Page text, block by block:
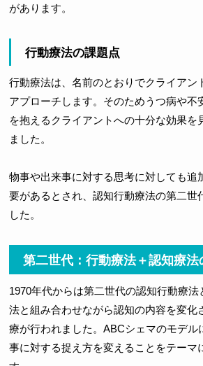
があります。
行動療法の課題点
行動療法は、名前のとおりでクライアン
アプローチします。そのためうつ病や不
を抱えるクライアントへの十分な効果を
ました。
物事や出来事に対する思考に対しても追
要があるとされ、認知行動療法の第二世
した。
第二世代：行動療法＋認知療法
1970年代からは第二世代の認知行動療
法と組み合わせながら認知の内容を変化
療が行われました。ABCシェマのモデル
事に対する捉え方を変えることをテーマ